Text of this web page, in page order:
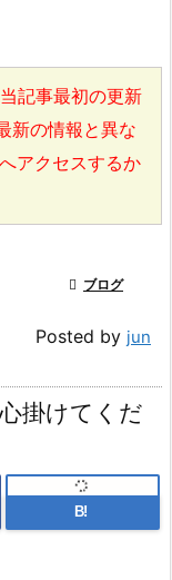
記事最初の更新
新の情報と異な
アクセスするか
 ブログ
Posted by jun
掛けてくだ
B!